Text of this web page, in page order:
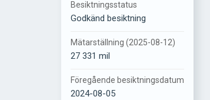
Besiktningsstatus
Godkänd besiktning
Mätarställning (2025-08-12)
27 331 mil
Föregående besiktningsdatum
2024-08-05